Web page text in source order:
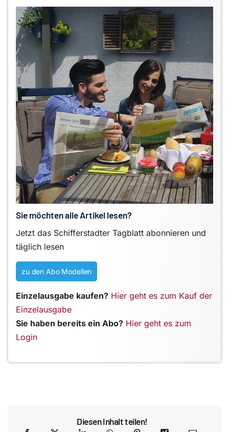
Sie möchten alle Artikel lesen?
Jetzt das Schifferstadter Tagblatt abonnieren und
täglich lesen
zu den Abo Modellen
Einzelausgabe kaufen? Hier geht es zum Kauf der
Einzelausgabe
Sie haben bereits ein Abo? Hier geht es zum
Login
Diesen Inhalt teilen!